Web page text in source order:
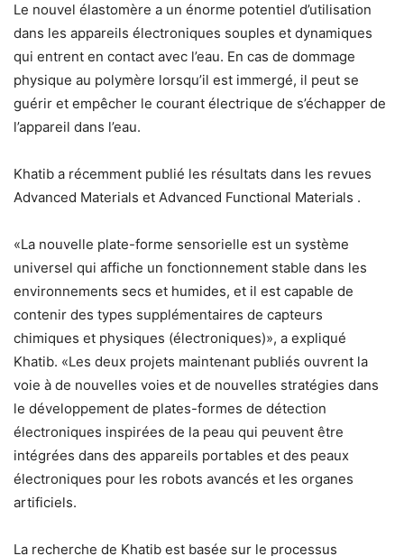
Le nouvel élastomère a un énorme potentiel d’utilisation
dans les appareils électroniques souples et dynamiques
qui entrent en contact avec l’eau. En cas de dommage
physique au polymère lorsqu’il est immergé, il peut se
guérir et empêcher le courant électrique de s’échapper de
l’appareil dans l’eau.
Khatib a récemment publié les résultats dans les revues
Advanced Materials et Advanced Functional Materials .
«La nouvelle plate-forme sensorielle est un système
universel qui affiche un fonctionnement stable dans les
environnements secs et humides, et il est capable de
contenir des types supplémentaires de capteurs
chimiques et physiques (électroniques)», a expliqué
Khatib. «Les deux projets maintenant publiés ouvrent la
voie à de nouvelles voies et de nouvelles stratégies dans
le développement de plates-formes de détection
électroniques inspirées de la peau qui peuvent être
intégrées dans des appareils portables et des peaux
électroniques pour les robots avancés et les organes
artificiels.
La recherche de Khatib est basée sur le processus